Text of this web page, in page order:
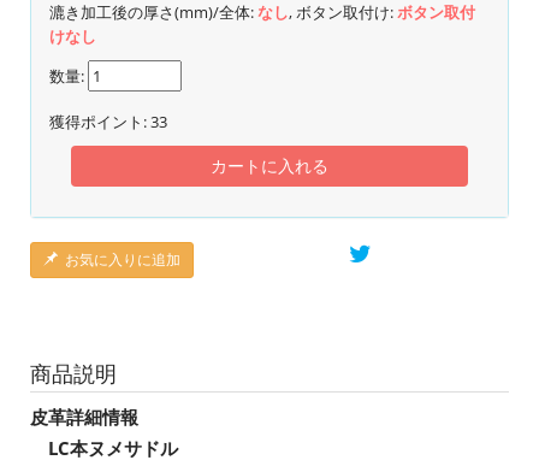
漉き加工後の厚さ(mm)/全体:なし, ボタン取付け:ボタン取付
けなし
数量:
獲得ポイント:33
カートに入れる
お気に入りに追加
商品説明
皮革詳細情報
LC本ヌメサドル